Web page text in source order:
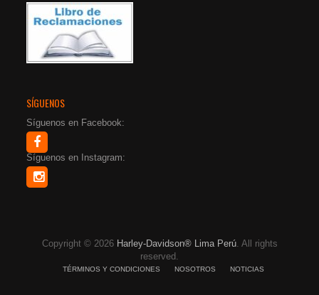
SÍGUENOS
Síguenos en Facebook:
Síguenos en Instagram:
Copyright © 2026 Harley-Davidson® Lima Perú. All rights
reserved.
TÉRMINOS Y CONDICIONES NOSOTROS NOTICIAS